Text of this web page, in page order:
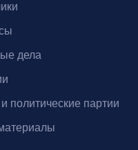
дела
политические партии